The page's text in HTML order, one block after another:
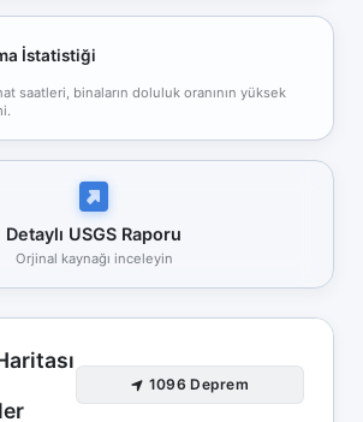
İstatistiği
saatleri, binaların doluluk oranının yüksek
Detaylı USGS Raporu
Orjinal kaynağı inceleyin
1096 Deprem